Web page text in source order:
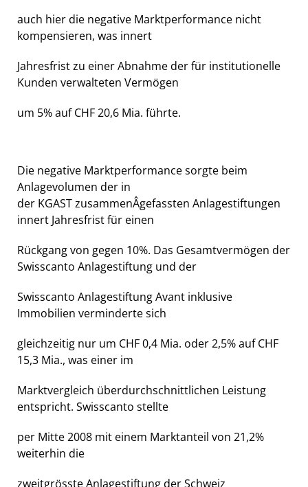
auch hier die negative Marktperformance nicht
kompensieren, was innert
Jahresfrist zu einer Abnahme der für institutionelle
Kunden verwalteten Vermögen
um 5% auf CHF 20,6 Mia. führte.
Die negative Marktperformance sorgte beim
Anlagevolumen der in
der KGAST zusammenÂ­gefassten Anlagestiftungen
innert Jahresfrist für einen
Rückgang von gegen 10%. Das Gesamtvermögen der
Swisscanto Anlagestiftung und der
Swisscanto Anlagestiftung Avant inklusive
Immobilien verminderte sich
gleichzeitig nur um CHF 0,4 Mia. oder 2,5% auf CHF
15,3 Mia., was einer im
Marktvergleich überdurchschnittlichen Leistung
entspricht. Swisscanto stellte
per Mitte 2008 mit einem Marktanteil von 21,2%
weiterhin die
zweitgrösste Anlagestiftung der Schweiz